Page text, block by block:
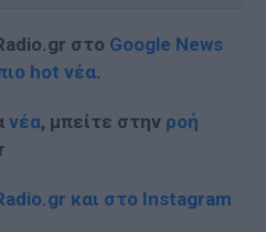
στο Google News
hot νέα.
νέα, μπείτε στην ροή
και στο Instagram